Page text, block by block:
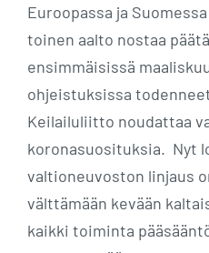
Euroopassa ja
toinen aalto nostaa
ensimmäisissä
ohjeistuksissa
Keilailuliitto noudattaa
koronasuosituksia. Nyt
valtioneuvoston linjaus
välttämään kevään
kaikki toiminta